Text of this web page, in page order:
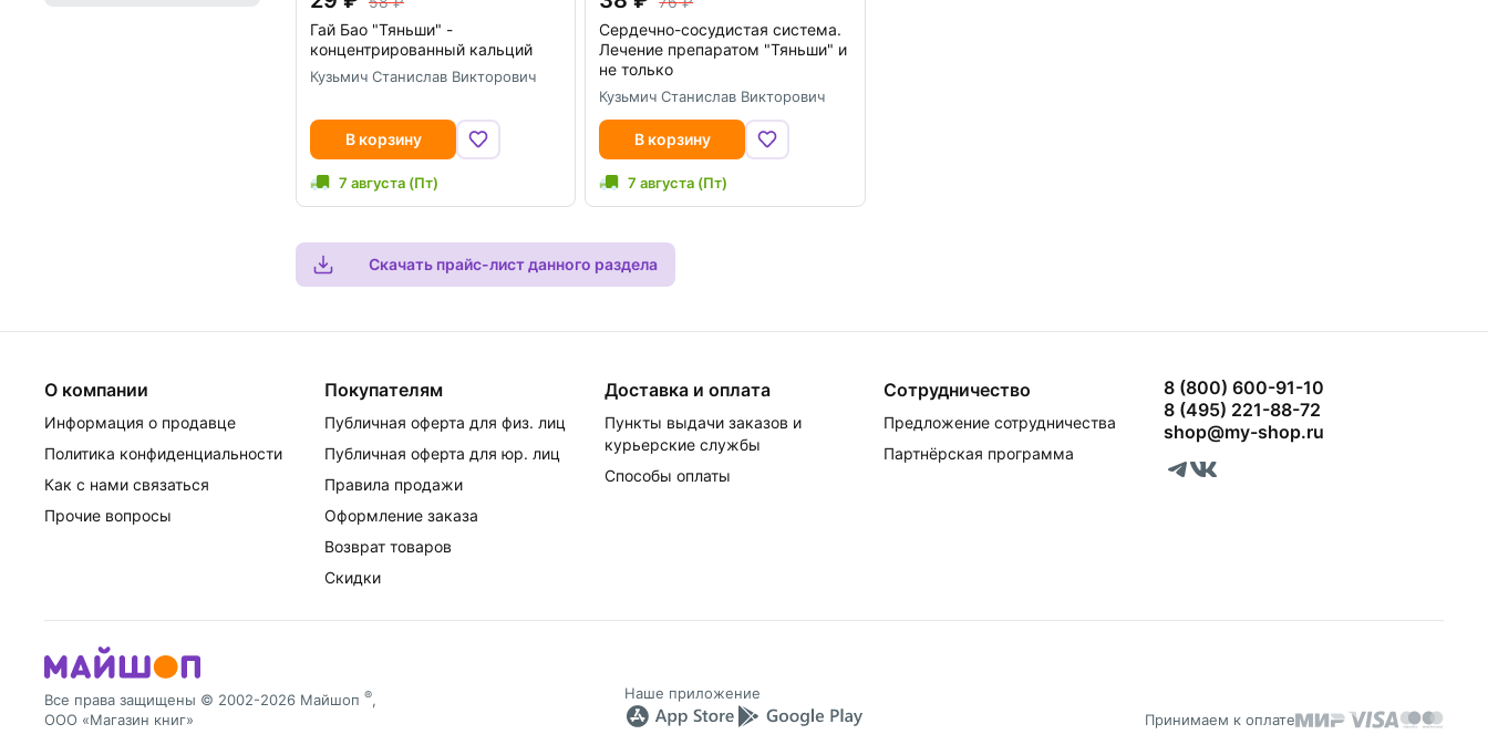
Гай Бао "Тяньши" -
концентрированный кальций
Кузьмич Станислав Викторович
В корзину
7 августа (Пт)
Сердечно-сосудистая система.
Лечение препаратом "Тяньши" и
не только
Кузьмич Станислав Викторович
В корзину
7 августа (Пт)
Скачать прайс-лист данного раздела
О компании
Информация о продавце
Политика конфиденциальности
Как с нами связаться
Прочие вопросы
Покупателям
Публичная оферта для физ. лиц
Публичная оферта для юр. лиц
Правила продажи
Оформление заказа
Возврат товаров
Скидки
Доставка и оплата
Пункты выдачи заказов и
курьерские службы
Способы оплаты
Сотрудничество
Предложение сотрудничества
Партнёрская программа
8 (800) 600-91-10
8 (495) 221-88-72
shop@my-shop.ru
Все права защищены © 2002-2026 Майшоп ®,
ООО «Магазин книг»
Наше приложение
Принимаем к оплате